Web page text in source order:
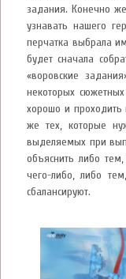
задания. Конечно
узнавать нашего
перчатка выбрала
будет сначала
«воровские
некоторых
хорошо и проходить
же тех, которые
выделяемых при
объяснить либо
чего-либо, либо
сбалансируют.